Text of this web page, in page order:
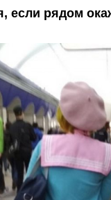
если рядом